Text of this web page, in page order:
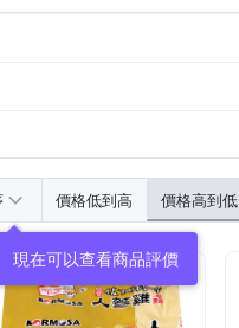
價格低到高 價格高到低
現在可以查看商品評價